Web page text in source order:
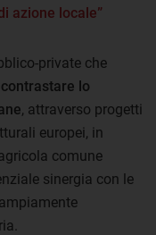
azione locale”
private che
lo
, attraverso progetti
europei, in
comune
sinergia con le